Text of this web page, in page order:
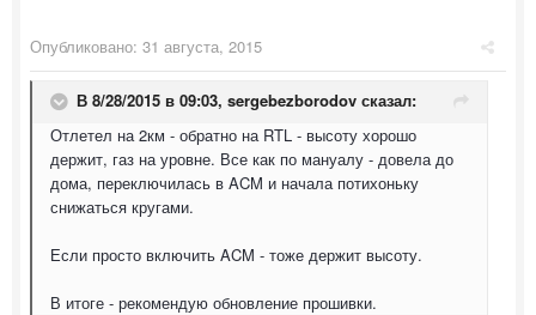
Опубликовано: 31 августа, 2015
В 8/28/2015 в 09:03, sergebezborodov сказал:
Отлетел на 2км - обратно на RTL - высоту хорошо
держит, газ на уровне. Все как по мануалу - довела до
дома, переключилась в ACM и начала потихоньку
снижаться кругами.
Если просто включить ACM - тоже держит высоту.
В итоге - рекомендую обновление прошивки.